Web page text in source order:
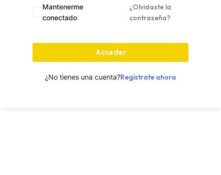
Mantenerme
conectado
¿Olvidaste la
contraseña?
Acceder
¿No tienes una cuenta?Regístrate ahora